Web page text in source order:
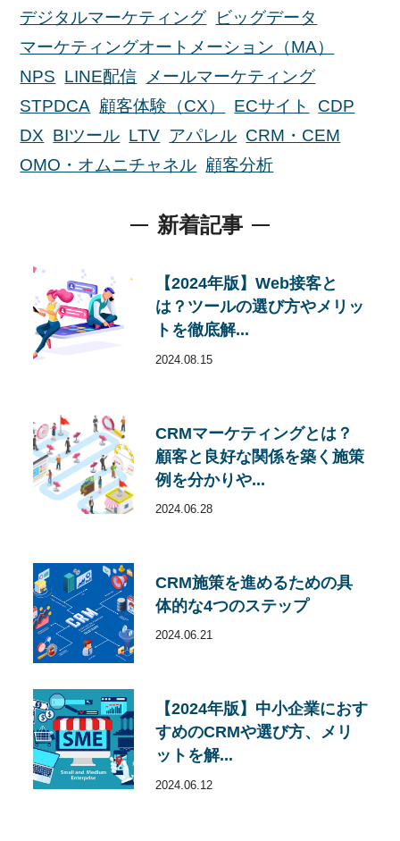
デジタルマーケティング
ビッグデータ
マーケティングオートメーション（MA）
NPS LINE配信 メールマーケティング
STPDCA 顧客体験（CX） ECサイト
CDP
DX BIツール LTV アパレル CRM・CEM
OMO・オムニチャネル 顧客分析
新着記事
【2024年版】Web接客と
は？ツールの選び方やメリッ
トを徹底解...
2024.08.15
CRMマーケティングとは？
顧客と良好な関係を築く施策
例を分かりや...
2024.06.28
CRM施策を進めるための具
体的な4つのステップ
2024.06.21
【2024年版】中小企業におす
すめのCRMや選び方、メリ
ットを解...
2024.06.12